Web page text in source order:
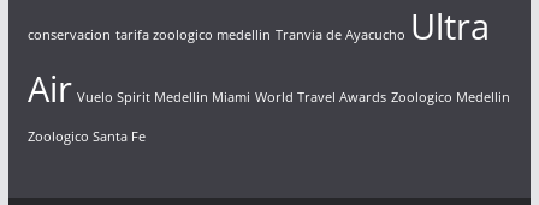
conservacion tarifa zoologico medellin Tranvia de Ayacucho Ultra
Air Vuelo Spirit Medellin Miami World Travel Awards Zoologico Medellin
Zoologico Santa Fe